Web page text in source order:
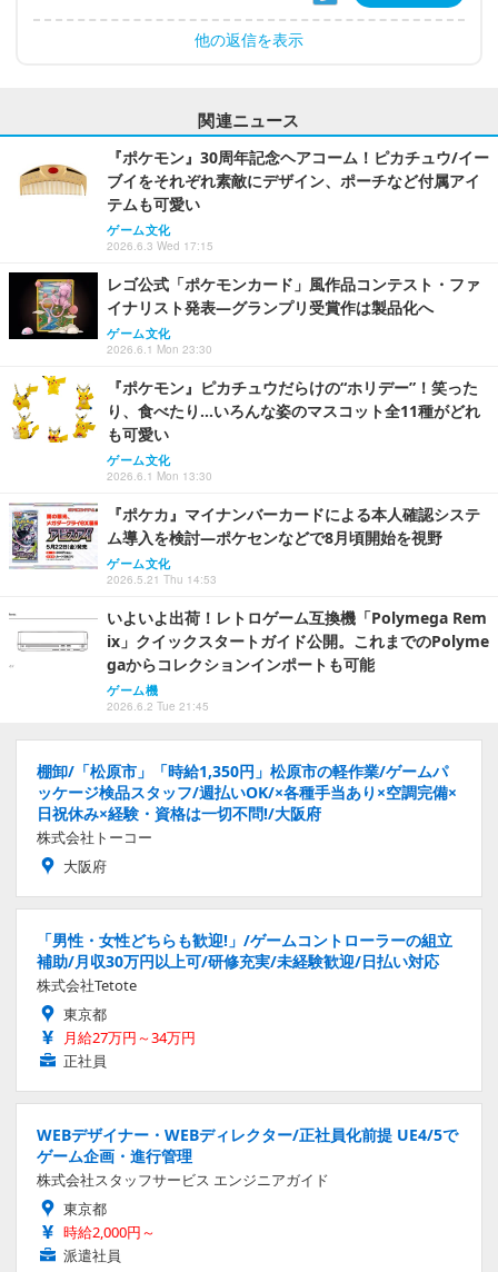
他の返信を表示
関連ニュース
『ポケモン』30周年記念ヘアコーム！ピカチュウ/イー
ブイをそれぞれ素敵にデザイン、ポーチなど付属アイ
テムも可愛い
ゲーム文化
2026.6.3 Wed 17:15
レゴ公式「ポケモンカード」風作品コンテスト・ファ
イナリスト発表―グランプリ受賞作は製品化へ
ゲーム文化
2026.6.1 Mon 23:30
『ポケモン』ピカチュウだらけの“ホリデー”！笑った
り、食べたり…いろんな姿のマスコット全11種がどれ
も可愛い
ゲーム文化
2026.6.1 Mon 13:30
『ポケカ』マイナンバーカードによる本人確認システ
ム導入を検討―ポケセンなどで8月頃開始を視野
ゲーム文化
2026.5.21 Thu 14:53
いよいよ出荷！レトロゲーム互換機「Polymega Rem
ix」クイックスタートガイド公開。これまでのPolyme
gaからコレクションインポートも可能
ゲーム機
2026.6.2 Tue 21:45
棚卸/「松原市」「時給1,350円」松原市の軽作業/ゲームパ
ッケージ検品スタッフ/週払いOK/×各種手当あり×空調完備×
日祝休み×経験・資格は一切不問!/大阪府
株式会社トーコー
大阪府
「男性・女性どちらも歓迎!」/ゲームコントローラーの組立
補助/月収30万円以上可/研修充実/未経験歓迎/日払い対応
株式会社Tetote
東京都
月給27万円～34万円
正社員
WEBデザイナー・WEBディレクター/正社員化前提 UE4/5で
ゲーム企画・進行管理
株式会社スタッフサービス エンジニアガイド
東京都
時給2,000円～
派遣社員